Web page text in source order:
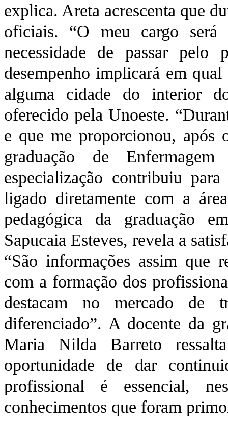
explica. Areta acrescenta que
oficiais. “O meu cargo
necessidade de passar pelo
desempenho implicará em
alguma cidade do interior
oferecido pela Unoeste.
e que me proporcionou, após
graduação de
especialização contribuiu
ligado diretamente com a
pedagógica da graduação
Sapucaia Esteves, revela a
“São informações assim que
com a formação dos
destacam no mercado de
diferenciado”. A docente da
Maria Nilda Barreto
oportunidade de dar
profissional é essencial,
conhecimentos que foram